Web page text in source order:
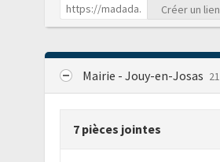
Créer un
Mairie - Jouy-en-Josas
7 pièces jointes